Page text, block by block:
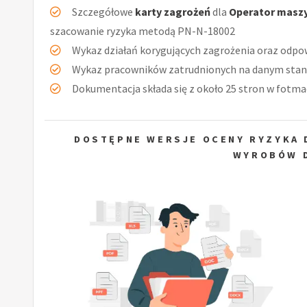
Szczegółowe karty zagrożeńdla Operator
szacowanie ryzyka metodą PN-N-18002
Wykaz działań korygujących zagrożenia oraz
Wykaz pracowników zatrudnionych na danym
Dokumentacja składa się z około 25 stron w
DOSTĘPNE WERSJE OCENY
WYROBÓW